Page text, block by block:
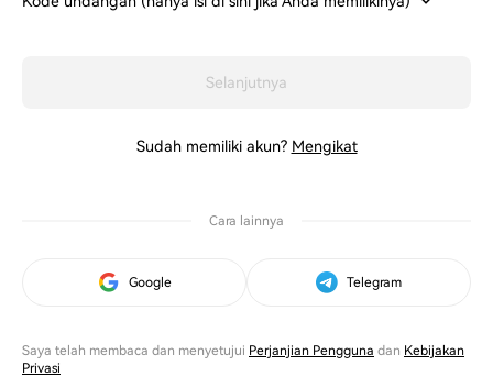
Selanjutnya
Sudah memiliki akun? Mengikat
Cara lainnya
Google Telegram
Saya telah membaca dan menyetujui Perjanjian Pengguna dan Kebijakan
Privasi